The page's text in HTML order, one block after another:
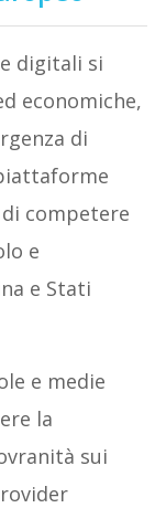
digitali si
economiche,
di
competere
e
e Stati
e medie
la
sui